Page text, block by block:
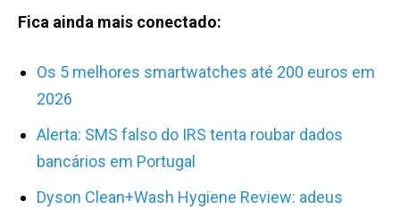
Fica ainda mais conectado:
Os 5 melhores smartwatches até 200 euros em
2026
Alerta: SMS falso do IRS tenta roubar dados
bancários em Portugal
Dyson Clean+Wash Hygiene Review: adeus